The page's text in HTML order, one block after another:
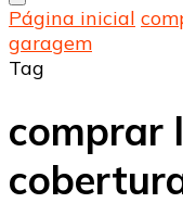
Página inicial
garagem
Tag
comprar